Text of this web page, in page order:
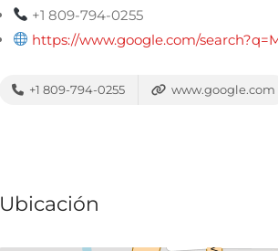
+1 809-794-0255
https://www.google.com/
+1 809-794-0255 www.google.com
Ubicación